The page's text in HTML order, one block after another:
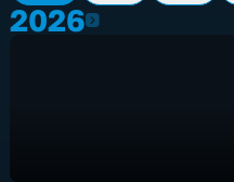
20262026